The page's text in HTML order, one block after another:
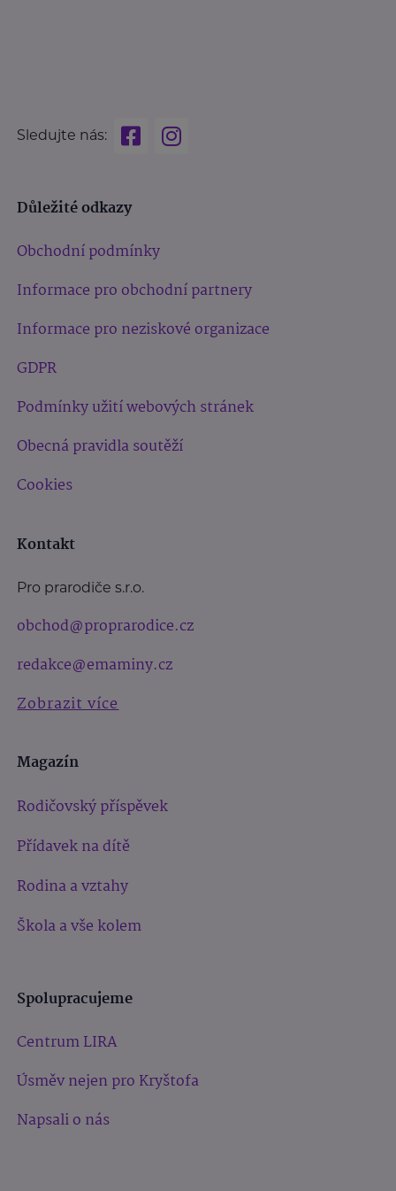
Sledujte nás:
Důležité odkazy
Obchodní podmínky
Informace pro obchodní partnery
Informace pro neziskové organizace
GDPR
Podmínky užití webových stránek
Obecná pravidla soutěží
Cookies
Kontakt
Pro prarodiče s.r.o.
obchod@proprarodice.cz
redakce@emaminy.cz
Zobrazit více
Magazín
Rodičovský příspěvek
Přídavek na dítě
Rodina a vztahy
Škola a vše kolem
Spolupracujeme
Centrum LIRA
Úsměv nejen pro Kryštofa
Napsali o nás